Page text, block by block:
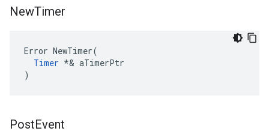
NewTimer
Error NewTimer(
Timer *& aTimerPtr
)
PostEvent